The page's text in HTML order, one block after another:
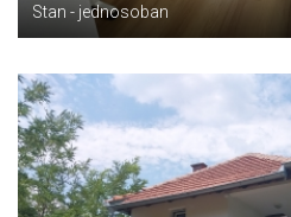
Stan - jednosoban